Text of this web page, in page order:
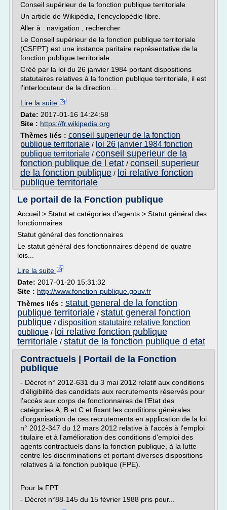
Conseil supérieur de la fonction publique territoriale
Un article de Wikipédia, l'encyclopédie libre.
Aller à : navigation , rechercher
Le Conseil supérieur de la fonction publique territoriale
(CSFPT) est une instance paritaire représentative de la
fonction publique territoriale .
Créé par la loi du 26 janvier 1984 portant dispositions
statutaires relatives à la fonction publique territoriale, il est
l'interlocuteur de la direction...
Lire la suite
Date: 2017-01-16 14:24:58
Site : https://fr.wikipedia.org
Thèmes liés : conseil superieur de la fonction
publique territoriale / loi 26 janvier 1984 fonction
publique territoriale / conseil superieur de la
fonction publique de l etat / conseil superieur
de la fonction publique / loi relative fonction
publique territoriale
Le portail de la Fonction publique
Accueil > Statut et catégories d'agents > Statut général des
fonctionnaires
Statut général des fonctionnaires
Le statut général des fonctionnaires dépend de quatre
lois...
Lire la suite
Date: 2017-01-20 15:31:32
Site : http://www.fonction-publique.gouv.fr
Thèmes liés : statut general de la fonction
publique territoriale / statut general fonction
publique / disposition statutaire relative fonction
publique / loi relative fonction publique
territoriale / statut de la fonction publique d etat
Contractuels | Portail de la Fonction
publique
- Décret n° 2012-631 du 3 mai 2012 relatif aux conditions
d'éligibilité des candidats aux recrutements réservés pour
l'accès aux corps de fonctionnaires de l'Etat des
catégories A, B et C et fixant les conditions générales
d'organisation de ces recrutements en application de la loi
n° 2012-347 du 12 mars 2012 relative à l'accès à l'emploi
titulaire et à l'amélioration des conditions d'emploi des
agents contractuels dans la fonction publique, à la lutte
contre les discriminations et portant diverses dispositions
relatives à la fonction publique (FPE).
Pour la FPT :
- Décret n°88-145 du 15 février 1988 pris pour...